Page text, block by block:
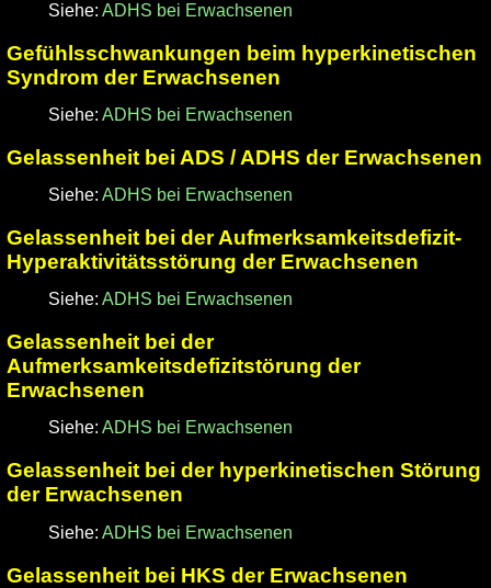
Siehe:ADHS bei Erwachsenen
Gefühlsschwankungen beim hyperkinetischen
Syndrom der Erwachsenen
Siehe:ADHS bei Erwachsenen
Gelassenheit bei ADS / ADHS der Erwachsenen
Siehe:ADHS bei Erwachsenen
Gelassenheit bei der Aufmerksamkeitsdefizit-
Hyperaktivitätsstörung der Erwachsenen
Siehe:ADHS bei Erwachsenen
Gelassenheit bei der
Aufmerksamkeitsdefizitstörung der
Erwachsenen
Siehe:ADHS bei Erwachsenen
Gelassenheit bei der hyperkinetischen Störung
der Erwachsenen
Siehe:ADHS bei Erwachsenen
Gelassenheit bei HKS der Erwachsenen